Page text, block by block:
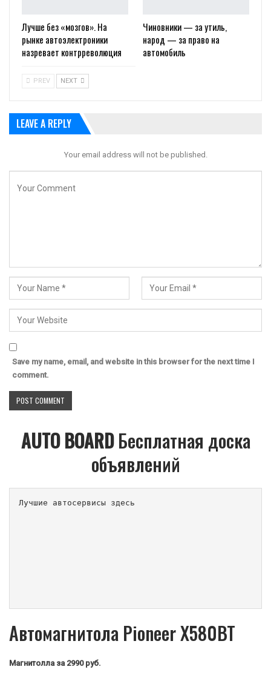
Лучше без «мозгов». На
рынке автоэлектроники
назревает контрреволюция
Чиновники — за утиль,
народ — за право на
автомобиль
PREV NEXT
LEAVE A REPLY
Your email address will not be published.
Save my name, email, and website in this browser for the next time I
comment.
AUTO BOARDБесплатная доска
объявлений
Лучшие автосервисы здесь
Автомагнитола Pioneer X580BT
Магнитолла за 2990 руб.